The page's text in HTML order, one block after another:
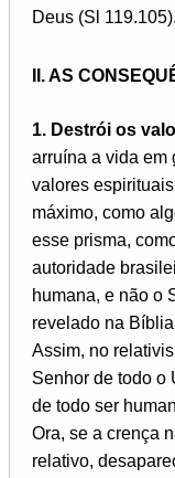
Deus (Sl 119.105).
II. AS
1. Destrói os
arruína a vida em
valores
máximo, como
esse prisma,
autoridade
humana, e não o
revelado na
Assim, no
Senhor de todo
de todo ser
Ora, se a crença
relativo,